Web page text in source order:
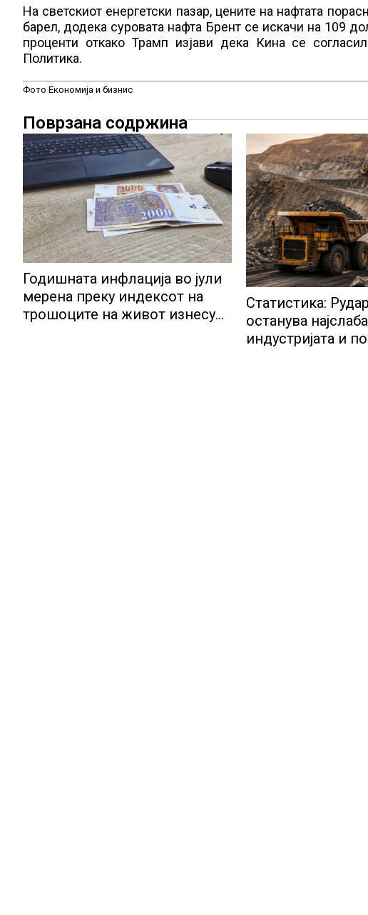
На светскиот енергетски пазар, цените на нафтата
барел, додека суровата нафта Брент се искачи на 109
проценти откако Трамп изјави дека Кина се
Политика.
Фото Економија и бизнис
Поврзана содржина
Годишната инфлација во јули
мерена преку индексот на
трошоците на живот изнесува
Статистика:
останува
индустријата и